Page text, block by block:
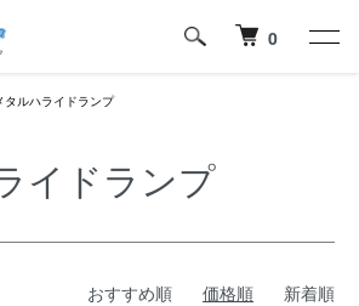
0
タルハライドランプ
イドランプ
おすすめ順 価格順 新着順